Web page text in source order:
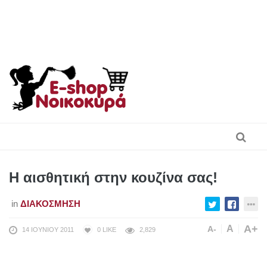
Η αισθητική στην κουζίνα σας!
in ΔΙΑΚΌΣΜΗΣΗ
14 ΙΟΥΝΊΟΥ 2011 0 LIKE 2,829 A- A A+